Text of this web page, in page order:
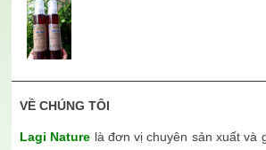
VỀ CHÚNG TÔI
Lagi Nature là đơn vị chuyên sản xuất và